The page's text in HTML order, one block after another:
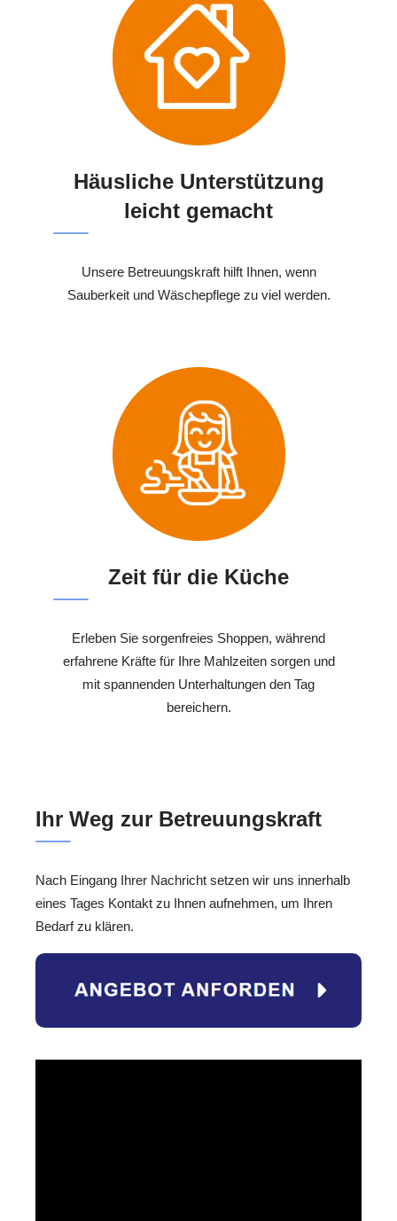
Häusliche Unterstützung
leicht gemacht
Unsere Betreuungskraft hilft Ihnen, wenn
Sauberkeit und Wäschepflege zu viel werden.
Zeit für die Küche
Erleben Sie sorgenfreies Shoppen, während
erfahrene Kräfte für Ihre Mahlzeiten sorgen und
mit spannenden Unterhaltungen den Tag
bereichern.
Ihr Weg zur Betreuungskraft
Nach Eingang Ihrer Nachricht setzen wir uns innerhalb
eines Tages Kontakt zu Ihnen aufnehmen, um Ihren
Bedarf zu klären.